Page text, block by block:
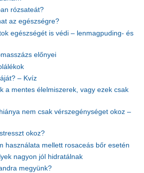
rózsateát?
az egészségre?
egészségét is védi – lenmagpuding- és
előnyei
– Kvíz
a mentes élelmiszerek, vagy ezek csak
nem csak vérszegénységet okoz –
okoz?
használata mellett rosaceás bőr esetén
nagyon jól hidratálnak
megyünk?